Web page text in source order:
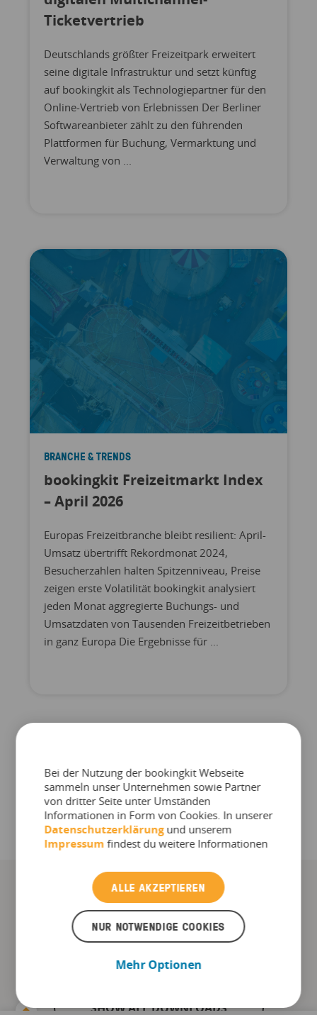
Ticketvertrieb
Deutschlands größter Freizeitpark erweitert
seine digitale Infrastruktur und setzt künftig
auf bookingkit als Technologiepartner für den
Online-Vertrieb von Erlebnissen Der Berliner
Softwareanbieter zählt zu den führenden
Plattformen für Buchung, Vermarktung und
Verwaltung von ...
BRANCHE & TRENDS
bookingkit Freizeitmarkt Index
– April 2026
Europas Freizeitbranche bleibt resilient: April-
Umsatz übertrifft Rekordmonat 2024,
Besucherzahlen halten Spitzenniveau, Preise
zeigen erste Volatilität bookingkit analysiert
jeden Monat aggregierte Buchungs- und
Umsatzdaten von Tausenden Freizeitbetrieben
in ganz Europa Die Ergebnisse für ...
MEHR ANZEIGEN
Mehr Downloads
SHOW ALL DOWNLOADS
Bei der Nutzung der bookingkit Webseite
sammeln unser Unternehmen sowie Partner
von dritter Seite unter Umständen
Informationen in Form von Cookies. In unserer
Datenschutzerklärungund unserem
Impressum findest du weitere Informationen
ALLE AKZEPTIEREN
NUR NOTWENDIGE COOKIES
Mehr Optionen